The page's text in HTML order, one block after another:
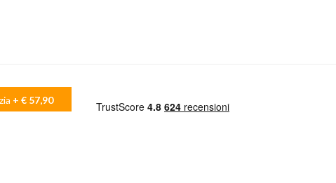
+ € 57,90